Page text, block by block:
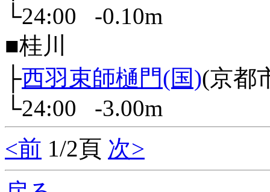
└24:00 -0.10m
■桂川
├西羽束師樋門(国)(京都
└24:00 -3.00m
<前 1/2頁 次>